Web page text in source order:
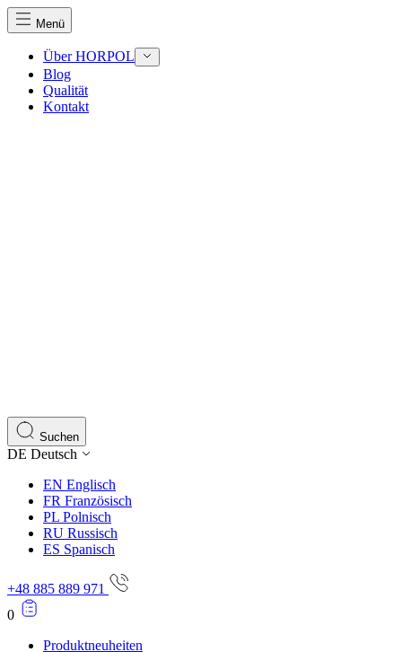
Menü
Über HORPOL
Blog
Qualität
Kontakt
Suchen
DE Deutsch
EN Englisch
FR Französisch
PL Polnisch
RU Russisch
ES Spanisch
+48 885 889 971
0
Produktneuheiten